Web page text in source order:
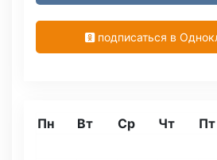
подписаться в
Пн Вт Ср Чт Пт